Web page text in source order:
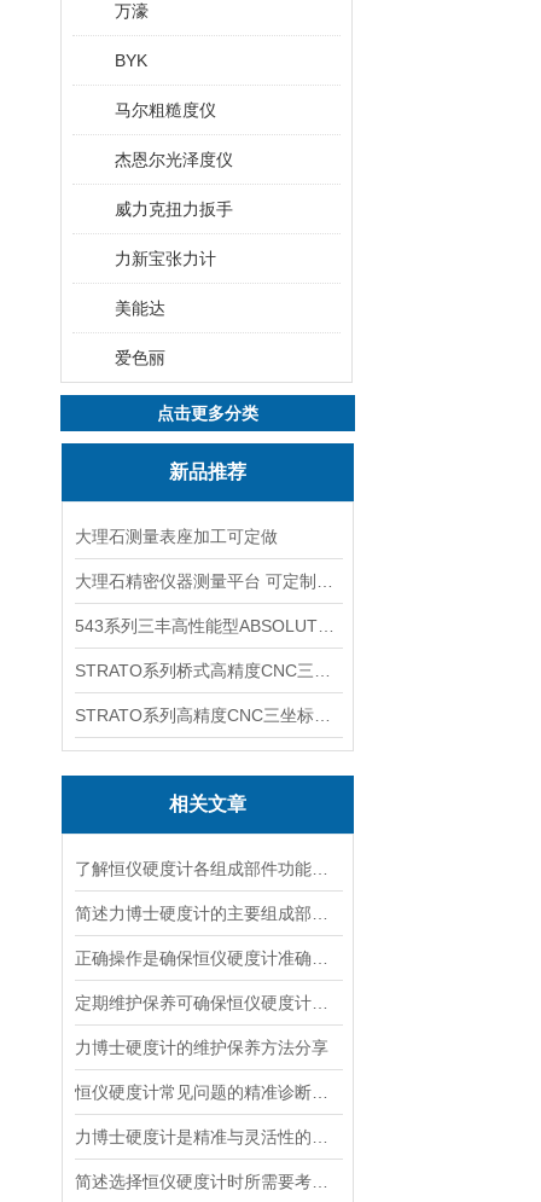
万濠
BYK
马尔粗糙度仪
杰恩尔光泽度仪
威力克扭力扳手
力新宝张力计
美能达
爱色丽
点击更多分类
新品推荐
大理石测量表座加工可定做
相关文章
力博士硬度计的维护保养方法分享